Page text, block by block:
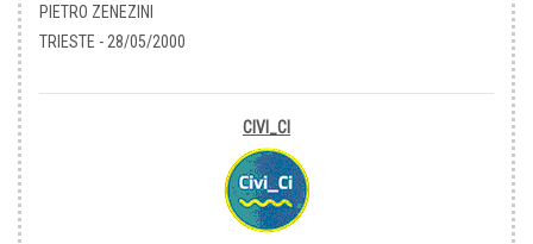
PIETRO ZENEZINI
TRIESTE - 28/05/2000
CIVI_CI